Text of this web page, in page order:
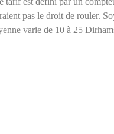
pas le droit de rouler.
varie de 10 à 25